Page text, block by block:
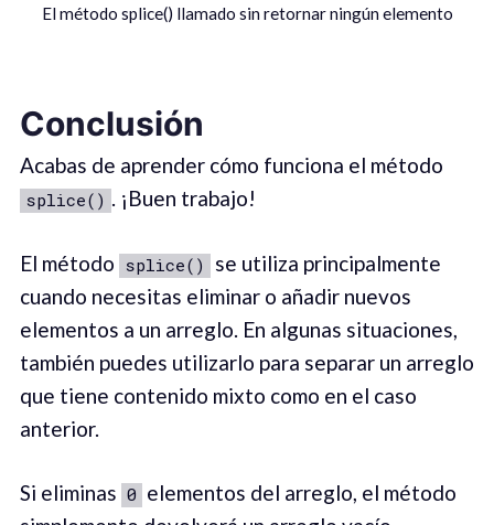
El método splice() llamado sin retornar ningún elemento
Conclusión
Acabas de aprender cómo funciona el método
splice() . ¡Buen trabajo!
El método splice()
se utiliza principalmente
cuando necesitas eliminar o añadir nuevos
elementos a un arreglo. En algunas situaciones,
también puedes utilizarlo para separar un arreglo
que tiene contenido mixto como en el caso
anterior.
Si eliminas 0 elementos del arreglo, el método